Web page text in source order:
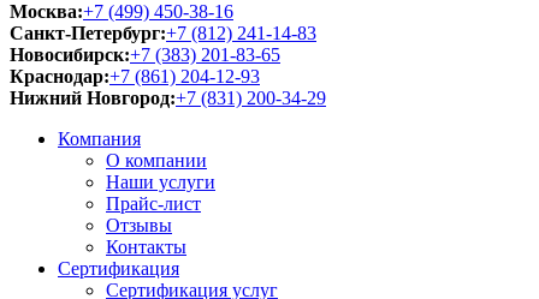
Москва:+7 (499) 450-38-16
Санкт-Петербург:+7 (812) 241-14-83
Новосибирск:+7 (383) 201-83-65
Краснодар:+7 (861) 204-12-93
Нижний Новгород:+7 (831) 200-34-29
Компания
О компании
Наши услуги
Прайс-лист
Отзывы
Контакты
Сертификация
Сертификация услуг